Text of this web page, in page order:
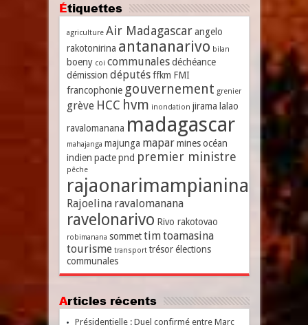
Étiquettes
agriculture Air Madagascar angelo
rakotonirina antananarivo bilan
boeny coi communales déchéance
démission députés ffkm FMI
francophonie gouvernement grenier
grève HCC hvm inondation jirama lalao
ravalomanana madagascar
mahajanga majunga mapar mines océan
indien pacte pnd premier ministre
pêche
rajaonarimampianina
Rajoelina ravalomanana
ravelonarivo Rivo rakotovao
robimanana sommet timtoamasina
tourisme transport trésor élections
communales
Articles récents
Présidentielle : Duel confirmé entre Marc